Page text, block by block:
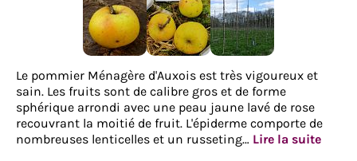
Le pommier Ménagère d'Auxois est très vigoureux et
sain. Les fruits sont de calibre gros et de forme
sphérique arrondi avec une peau jaune lavé de rose
recouvrant la moitié de fruit. L'épiderme comporte de
nombreuses lenticelles et un russeting… Lire la suite